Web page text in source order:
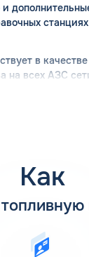
в
на всех АЗС
удобство
более удобными
SV для
сервисом
Как